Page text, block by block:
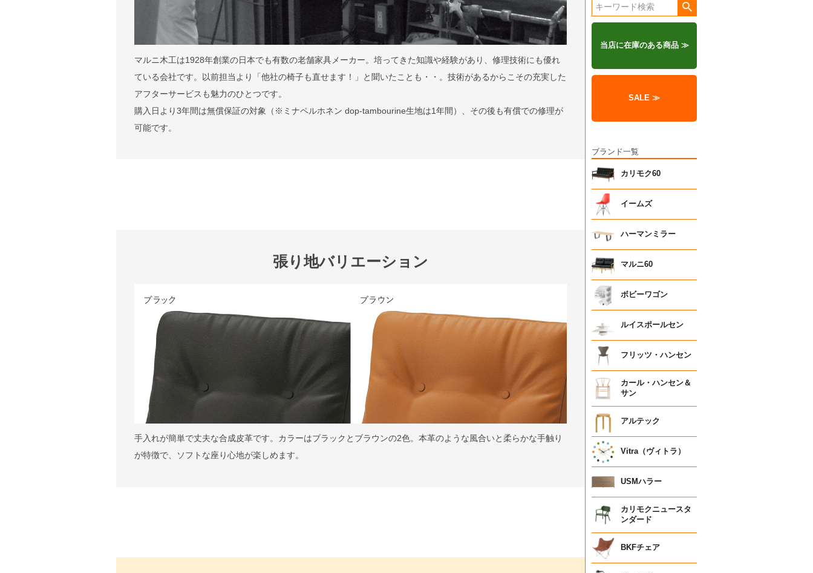
マルニ木工は1928年創業の日本でも有数の老舗家具メーカー。培ってきた知識や経験があり、修理技術にも優れ
ている会社です。以前担当より「他社の椅子も直せます！」と聞いたことも・・。技術があるからこその充実した
アフターサービスも魅力のひとつです。
購入日より3年間は無償保証の対象（※ミナペルホネン dop-tambourine生地は1年間）、その後も有償での修理が
可能です。
張り地バリエーション
手入れが簡単で丈夫な合成皮革です。カラーはブラックとブラウンの2色。本革のような風合いと柔らかな手触り
が特徴で、ソフトな座り心地が楽しめます。
検索
当店に在庫のある商品 ≫
SALE ≫
ブランド一覧
カリモク60
イームズ
ハーマンミラー
マルニ60
ボビーワゴン
ルイスポールセン
フリッツ・ハンセン
カール・ハンセン＆
サン
アルテック
Vitra（ヴィトラ）
USMハラー
カリモクニュースタ
ンダード
BKFチェア